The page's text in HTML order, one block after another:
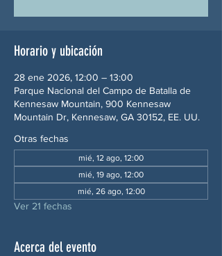
Horario y ubicación
28 ene 2026, 12:00 – 13:00
Parque Nacional del Campo de Batalla de
Kennesaw Mountain, 900 Kennesaw
Mountain Dr, Kennesaw, GA 30152, EE. UU.
Otras fechas
mié, 12 ago, 12:00
mié, 19 ago, 12:00
mié, 26 ago, 12:00
Ver 21 fechas
Acerca del evento